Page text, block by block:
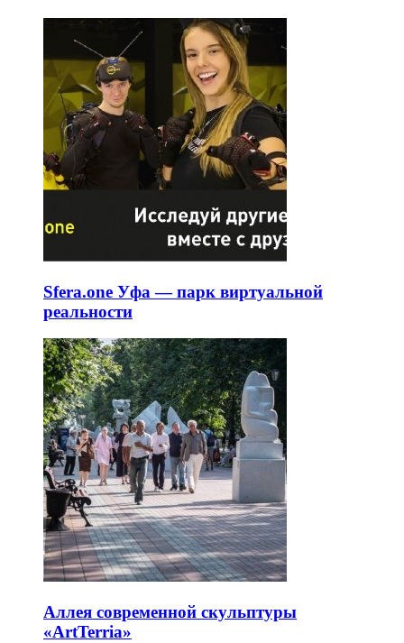
Sfera.one Уфа — парк виртуальной
реальности
Аллея современной скульптуры
«ArtTerria»